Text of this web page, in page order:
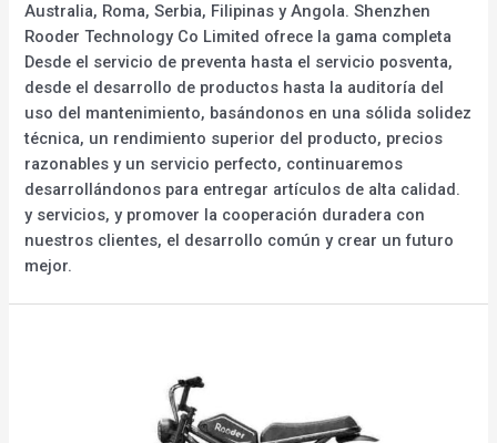
Australia, Roma, Serbia, Filipinas y Angola. Shenzhen
Rooder Technology Co Limited ofrece la gama completa
Desde el servicio de preventa hasta el servicio posventa,
desde el desarrollo de productos hasta la auditoría del
uso del mantenimiento, basándonos en una sólida solidez
técnica, un rendimiento superior del producto, precios
razonables y un servicio perfecto, continuaremos
desarrollándonos para entregar artículos de alta calidad.
y servicios, y promover la cooperación duradera con
nuestros clientes, el desarrollo común y crear un futuro
mejor.